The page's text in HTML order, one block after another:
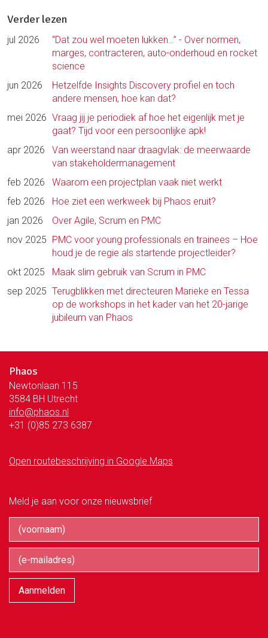
Verder lezen
jul 2026
“Dat zou wel moeten lukken…” - Over normen,
marges, contracteren, auto-onderhoud en rocket
science
jun 2026
Hetzelfde Insights Discovery profiel en toch
andere mensen, hoe kan dat?
mei 2026 Vraag jij je periodiek af hoe het eigenlijk met je
gaat? Tijd voor een persoonlijke apk!
apr 2026
Van weerstand naar draagvlak: de meerwaarde
van stakeholdermanagement
feb 2026
Waarom een projectplan vaak niet werkt
feb 2026
Hoe ziet een werkweek bij Phaos eruit?
jan 2026
Over Agile, Scrum en PMC
nov 2025
PMC voor young professionals en trainees – Hoe
houd je de regie als startende projectleider?
okt 2025
Maak slim gebruik van Scrum in PMC
sep 2025 Terugblikken met directeuren Marieke en Tessa
op de workshops in het kader van het 20-jarige
jubileum van Phaos
Phaos
Newtonlaan 115
3584 BH Utrecht
info@phaos.nl
+31 (0)85 273 6387
Open routebeschrijving in Google Maps
Meld je aan voor onze nieuwsbrief